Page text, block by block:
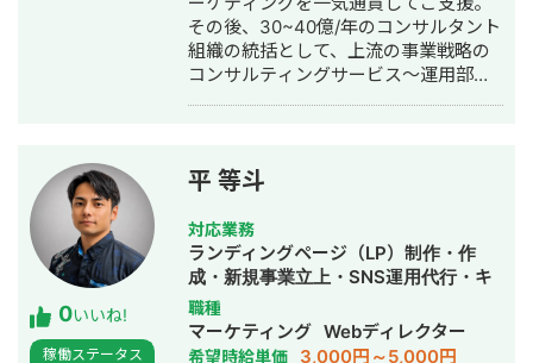
Instagram経由の 新卒エ
ントリー者60名以上獲得 社会的養護施
設の施設職員採用アカウント 運用1年:
フォロワー3000人でInstagram経由の
会員登録者40名以上獲得 ▶︎
豊胸希望者LINEリスト30名獲得 来店誘
導Live→新規来店で150万以上の売り上
げ獲得 ▶︎大手食品メーカー公式アカウ
ント 運用6ヶ月: フォロワー3000→1.5
万人 キャンペーン企画＋広告運用＋ク
リエイティブの改善により フォロワー
数の大幅獲得に成功 ▶︎ダイエットレシ
ピ系メディア アフィリエイトで月
その後、30~40億/年のコンサルタント
組織の統括として、上流の事業戦略の
コンサルティングサービス～運用部隊
様のスケールハックにて圧倒的成果を
創出。 弊社は、 ・大手代理店や事業側
のマーケ責任者出身の少数精鋭集団 ・
戦略伴走型の業界トップクラスの広告
運用力 ・事業主様と成長する報酬形態
モデル の伴走型の広告代理店となりま
す。 事業主様と成長することをモット
ーとする広告代理店です。 徹底的に売
0いいね!
稼働ステータス
平 等斗
対応業務
ランディングページ（LP）制作・作
成・新規事業立上・SNS運用代行・キ
ャスティング・記事作成代行・ライテ
ィング・オウンドメディア制作・構
築・運用代行・動画制作・動画編集・
職種
マーケティング Webディレクター
希望時給単価 3,000円～5,000円